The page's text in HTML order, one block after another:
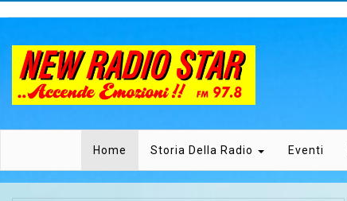
Home Storia Della Radio Eventi